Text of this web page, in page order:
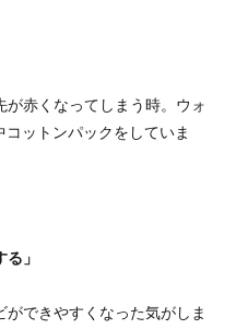
赤くなってしまう時。 ウォ
ットンパックをしていま
」
できやすくなった気がしま